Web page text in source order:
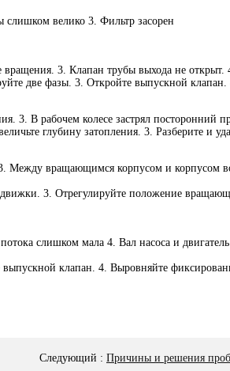
велико 3. Фильтр засорен
3. Клапан трубы выхода не открыт.
две фазы. 3. Откройте выпускной клапан.
3. В рабочем колесе застрял посторонний
глубину затопления. 3. Разберите и
Между вращающимся корпусом и корпусом
3. Отрегулируйте положение
слишком мала 4. Вал насоса и
клапан. 4. Выровняйте
Следующий : Причины и решения